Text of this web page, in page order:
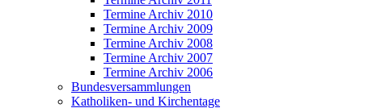
Termine Archiv 2010
Termine Archiv 2009
Termine Archiv 2008
Termine Archiv 2007
Termine Archiv 2006
Bundesversammlungen
Katholiken- und Kirchentage